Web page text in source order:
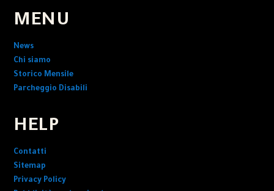
MENU
News
Chi siamo
Storico Mensile
Parcheggio Disabili
HELP
Contatti
Sitemap
Privacy Policy